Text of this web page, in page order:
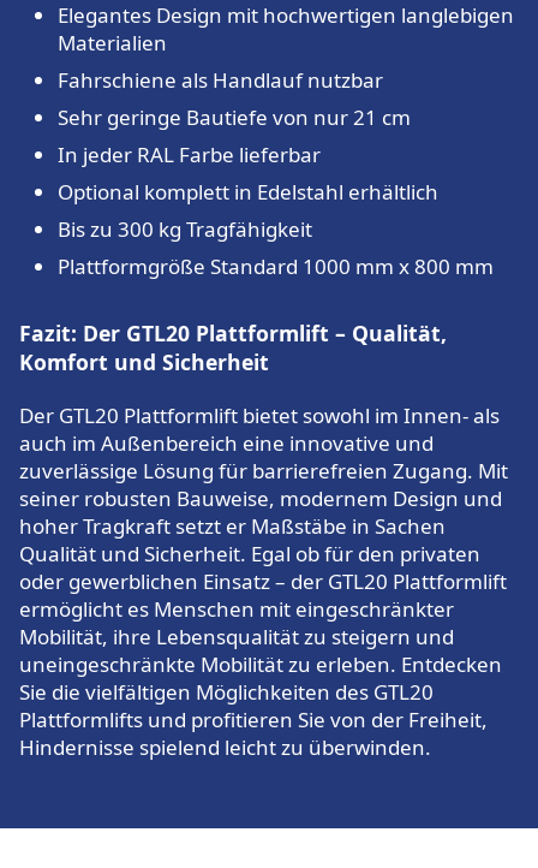
Elegantes Design mit hochwertigen langlebigen
Materialien
Fahrschiene als Handlauf nutzbar
Sehr geringe Bautiefe von nur 21 cm
In jeder RAL Farbe lieferbar
Optional komplett in Edelstahl erhältlich
Bis zu 300 kg Tragfähigkeit
Plattformgröße Standard 1000 mm x 800 mm
Fazit: Der GTL20 Plattformlift – Qualität,
Komfort und Sicherheit
Der GTL20 Plattformlift bietet sowohl im Innen- als
auch im Außenbereich eine innovative und
zuverlässige Lösung für barrierefreien Zugang. Mit
seiner robusten Bauweise, modernem Design und
hoher Tragkraft setzt er Maßstäbe in Sachen
Qualität und Sicherheit. Egal ob für den privaten
oder gewerblichen Einsatz – der GTL20 Plattformlift
ermöglicht es Menschen mit eingeschränkter
Mobilität, ihre Lebensqualität zu steigern und
uneingeschränkte Mobilität zu erleben. Entdecken
Sie die vielfältigen Möglichkeiten des GTL20
Plattformlifts und profitieren Sie von der Freiheit,
Hindernisse spielend leicht zu überwinden.